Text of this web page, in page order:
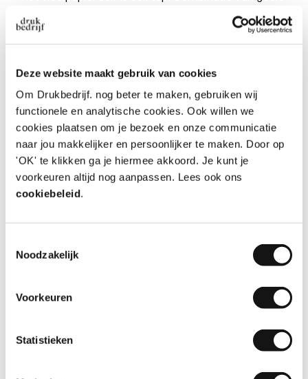
Deze website maakt gebruik van cookies
Om Drukbedrijf. nog beter te maken, gebruiken wij
functionele en analytische cookies. Ook willen we
cookies plaatsen om je bezoek en onze communicatie
naar jou makkelijker en persoonlijker te maken. Door op
'OK' te klikken ga je hiermee akkoord. Je kunt je
voorkeuren altijd nog aanpassen. Lees ook ons
cookiebeleid.
Noodzakelijk
Voorkeuren
Statistieken
aanrader!
Door
Suzan Van den Bossche
10
heel tevreden over de kwaliteit en service van
Aanbeveling